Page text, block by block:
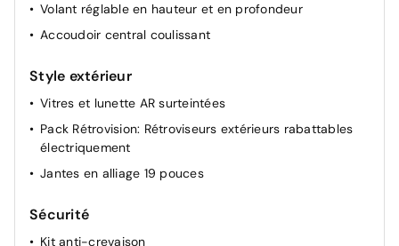
Volant réglable en hauteur et en profondeur
Accoudoir central coulissant
Style extérieur
Vitres et lunette AR surteintées
Pack Rétrovision: Rétroviseurs extérieurs rabattables
électriquement
Jantes en alliage 19 pouces
Sécurité
Kit anti-crevaison